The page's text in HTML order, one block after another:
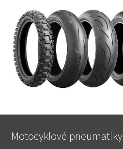
Motocyklové pneumatiky